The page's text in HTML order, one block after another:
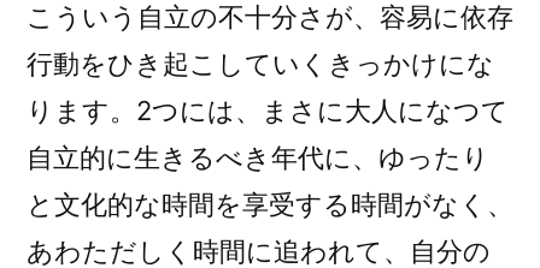
こういう自立の不十分さが、容易に依存
行動をひき起こしていくきっかけにな
ります。2つには、まさに大人になつて
自立的に生きるべき年代に、ゆったり
と文化的な時間を享受する時間がなく、
あわただしく時間に追われて、自分の